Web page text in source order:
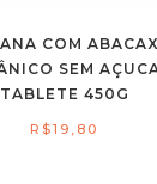
COM
SEM
TABLETE 450G
R$19,80